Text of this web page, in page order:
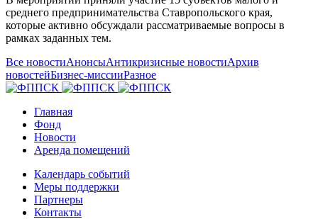
среднего предпринимательства Ставропольского края,
которые активно обсуждали рассматриваемые вопросы в
рамках заданных тем.
Все новостиАнонсыАнтикризисные новостиАрхив
новостейБизнес-миссииРазное
Главная
Фонд
Новости
Аренда помещений
Календарь событий
Меры поддержки
Партнеры
Контакты